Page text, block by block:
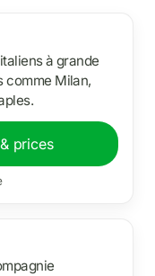
à grande
comme Milan,
prices